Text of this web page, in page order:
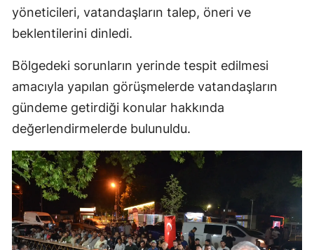
yöneticileri, vatandaşların talep, öneri ve
beklentilerini dinledi.
Bölgedeki sorunların yerinde tespit edilmesi
amacıyla yapılan görüşmelerde vatandaşların
gündeme getirdiği konular hakkında
değerlendirmelerde bulunuldu.